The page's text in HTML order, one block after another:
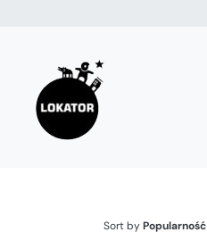
zawartości
Sort byPopularność